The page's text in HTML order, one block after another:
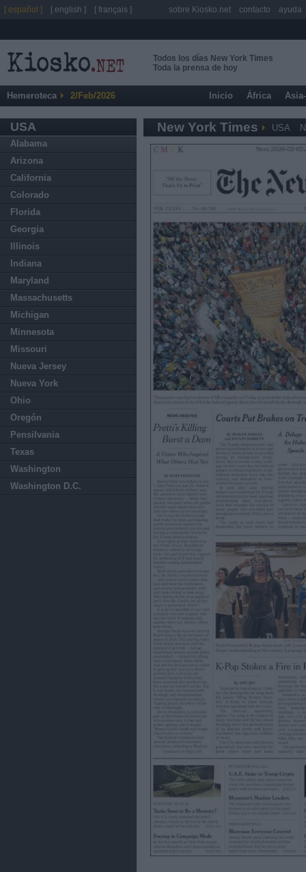
Todos los días New York Times
Toda la prensa de hoy
Hemeroteca 2/Feb/2026 Inicio África
USA
Alabama
Arizona
California
Colorado
Florida
Georgia
Illinois
Indiana
Maryland
Massachusetts
Michigan
Minnesota
Missouri
Nueva Jersey
Nueva York
Ohio
Oregón
Pensilvania
Texas
Washington
Washington D.C.
New York Times USA
[ español ] [ english ] [ français ] sobre Kiosko.net contacto ayuda